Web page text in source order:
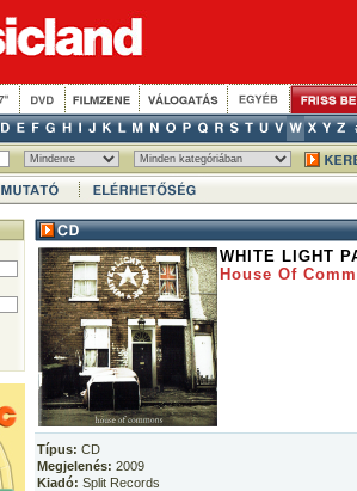
WHITE LIGHT
House Of
Típus: CD
Megjelenés: 2009
Kiadó: Split Records